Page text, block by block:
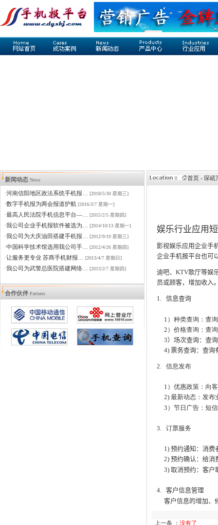
新闻动态 News
·河南信阳地区政法系统手机报… [2018/5/30 星期三]
·数字手机报为两会报道护航 [2016/3/7 星期一]
·最高人民法院手机信息平台—… [2015/2/5 星期四]
·我公司企业手机报软件被选为… [2014/10/13 星期一]
·我公司为大庆油田搭建手机报… [2012/9/19 星期三]
·中国科学技术馆选用我公司手… [2012/4/26 星期四]
·让服务更专业 苏商手机财报… [2013/4/7 星期日]
·我公司为武警总医院搭建网络… [2013/2/7 星期四]
合作伙伴 Partners
首页 - 琛屼
娱乐行业应用
影视娱乐应用企业手
企业手机报平台也可
迪吧、KTV歌厅等娱
员或顾客，增加收入
1. 信息查询
1）种类查询：查
2）价格查询：查
3）场次查询：
4) 票务查询：查询
2. 信息发布
1）优惠政策：向
2) 最新动态：发布
3）节日广告：短
3. 订票服务
1) 预约通知：消费
2) 预约确认：给消
3) 取消预约：客户
4. 客户信息管理
客户信息的增加、
上一条 ： 没有了